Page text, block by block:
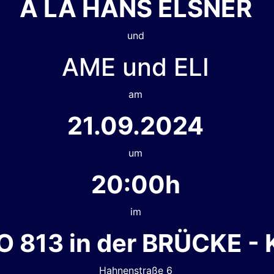
À LA HANS ELSNER
und
AME und ELI
am
21.09.2024
um
20:00h
im
813 in der BRÜCKE -
Hahnenstraße 6